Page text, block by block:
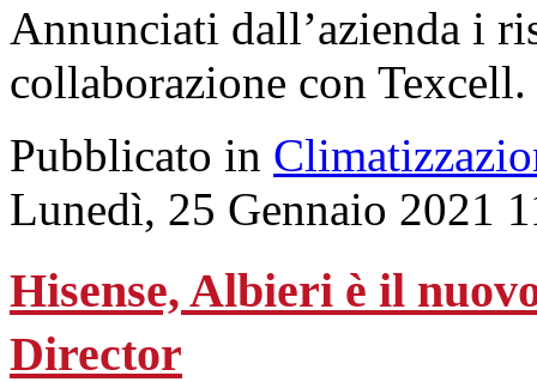
Annunciati dall’azienda i
collaborazione con Texcell.
Pubblicato in
Lunedì, 25 Gennaio 2021
Hisense, Albieri è il
Director